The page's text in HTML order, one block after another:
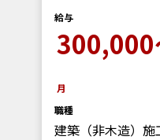
給与
月
職種
建築（非木造）施